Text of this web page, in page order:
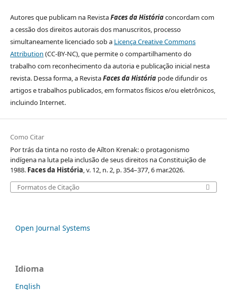
Autores que publicam na RevistaFaces da Históriaconcordam com
a cessão dos direitos autorais dos manuscritos, processo
simultaneamente licenciado sob a Licença Creative Commons
Attribution (CC-BY-NC), que permite o compartilhamento do
trabalho com reconhecimento da autoria e publicação inicial nesta
revista. Dessa forma, a RevistaFaces da Históriapode difundir os
artigos e trabalhos publicados, em formatos físicos e/ou eletrônicos,
incluindo Internet.
Como Citar
Por trás da tinta no rosto de Aílton Krenak: o protagonismo
indígena na luta pela inclusão de seus direitos na Constituição de
1988. Faces da História, v. 12, n. 2, p. 354–377, 6 mar.2026.
Formatos de Citação
Open Journal Systems
Idioma
English